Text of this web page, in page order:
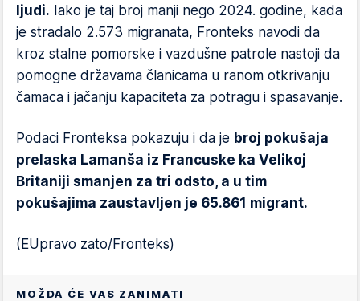
ljudi. Iako je taj broj manji nego 2024. godine, kada
je stradalo 2.573 migranata, Fronteks navodi da
kroz stalne pomorske i vazdušne patrole nastoji da
pomogne državama članicama u ranom otkrivanju
čamaca i jačanju kapaciteta za potragu i spasavanje.
Podaci Fronteksa pokazuju i da je broj pokušaja
prelaska Lamanša iz Francuske ka Velikoj
Britaniji smanjen za tri odsto, a u tim
pokušajima zaustavljen je 65.861 migrant.
(EUpravo zato/Fronteks)
MOŽDA ĆE VAS ZANIMATI